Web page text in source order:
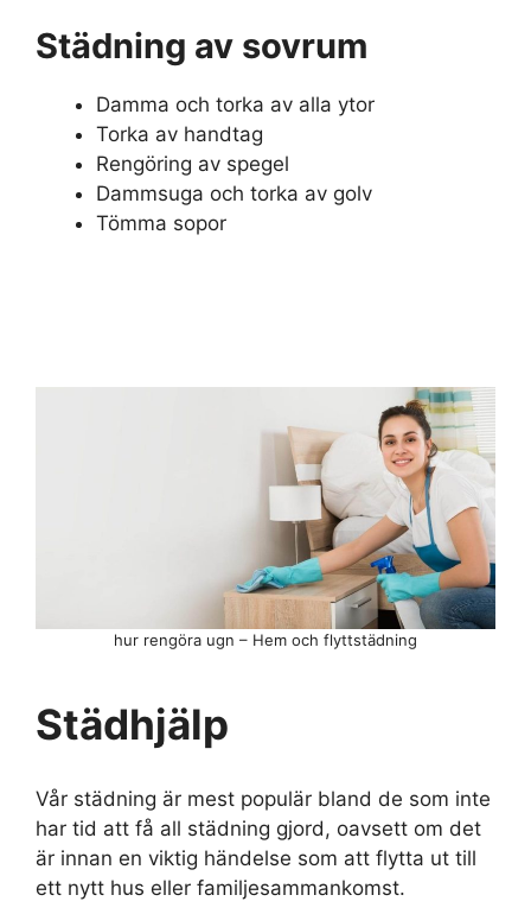
Städning av sovrum
Damma och torka av alla ytor
Torka av handtag
Rengöring av spegel
Dammsuga och torka av golv
Tömma sopor
Städhjälp
Vår städning är mest populär bland de som inte
har tid att få all städning gjord, oavsett om det
är innan en viktig händelse som att flytta ut till
ett nytt hus eller familjesammankomst.
hur rengöra ugn – Hem och flyttstädning